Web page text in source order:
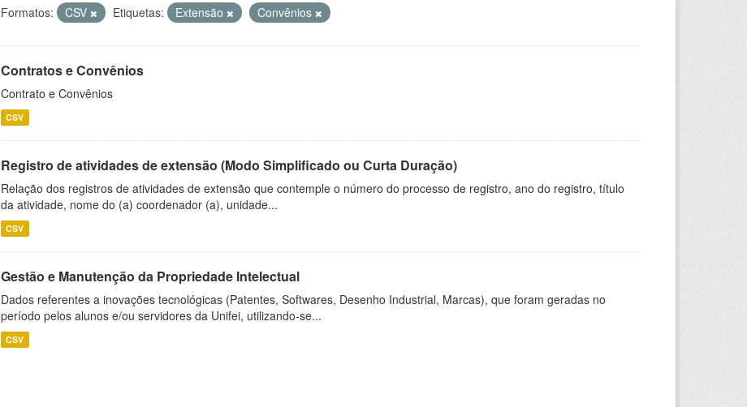
Formatos: CSV Etiquetas: Extensão Convênios
Contratos e Convênios
Contrato e Convênios
CSV
Registro de atividades de extensão (Modo Simplificado ou Curta Duração)
Relação dos registros de atividades de extensão que contemple o número do processo de registro, ano do registro, título
da atividade, nome do (a) coordenador (a), unidade...
CSV
Gestão e Manutenção da Propriedade Intelectual
Dados referentes a inovações tecnológicas (Patentes, Softwares, Desenho Industrial, Marcas), que foram geradas no
período pelos alunos e/ou servidores da Unifei, utilizando-se...
CSV